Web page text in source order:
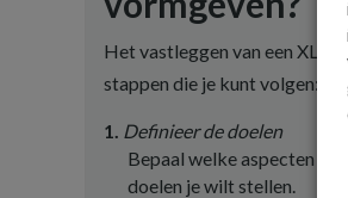
Het vastleggen van een XLA
stappen die je kunt volgen:
Definieer de doelen
Bepaal welke aspecten
doelen je wilt stellen.